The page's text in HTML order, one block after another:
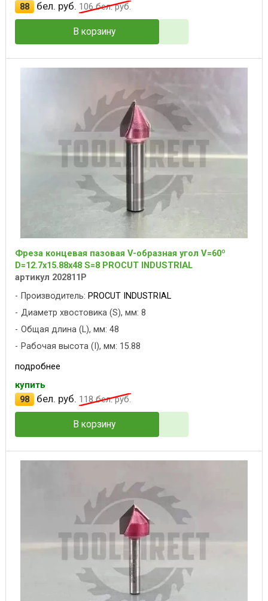
88
бел. руб. 106бел. руб.
В корзину
Фреза концевая пазовая V-образная угол V=60º
D=12.7х15.88x48 S=8 PROCUT INDUSTRIAL
артикул 202811P
Производитель: PROCUT INDUSTRIAL
Диаметр хвостовика (S), мм: 8
Общая длина (L), мм: 48
Рабочая высота (I), мм: 15.88
подробнее
купить
98
бел. руб. 118бел. руб.
В корзину